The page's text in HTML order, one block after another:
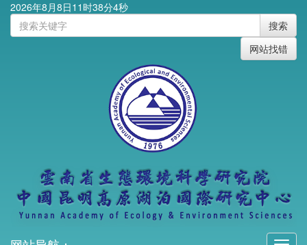
2026年8月8日11时38分4秒
搜索
网站找错